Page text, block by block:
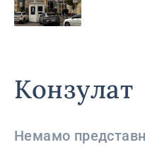
Конзулат
Немамо